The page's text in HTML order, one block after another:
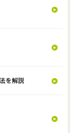
を解説